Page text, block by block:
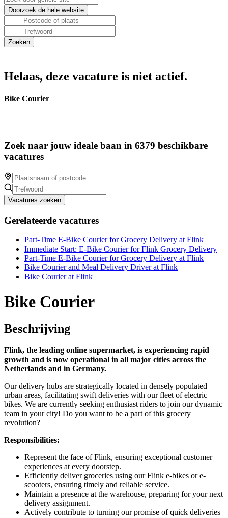
Helaas, deze vacature is niet actief.
Bike Courier
Zoek naar jouw ideale baan in 6379 beschikbare
vacatures
Vacatures zoeken
Gerelateerde vacatures
Part-Time E-Bike Courier for Grocery Delivery at Flink
Immediate Start: E-Bike Courier for Flink Grocery Delivery
Part-Time E-Bike Courier for Grocery Delivery at Flink
Bike Courier and Meal Delivery Driver at Flink
Bike Courier at Flink
Bike Courier
Beschrijving
Flink, the leading online supermarket, is experiencing rapid
growth and is now operational in all major cities across the
Netherlands and in Germany.
Our delivery hubs are strategically located in densely populated
urban areas, facilitating swift deliveries with our fleet of electric
bikes. We are currently seeking enthusiast riders to join our dynamic
team in your city! Do you want to be a part of this grocery
revolution?
Responsibilities:
Represent the face of Flink, ensuring exceptional customer
experiences at every doorstep.
Efficiently deliver groceries using our Flink e-bikes or e-
scooters, ensuring timely and reliable service.
Maintain a presence at the warehouse, preparing for your next
delivery assignment.
Actively contribute to turning our promise of quick deliveries